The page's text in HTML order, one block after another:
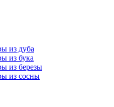
из дуба
из бука
из березы
из сосны